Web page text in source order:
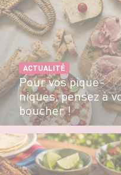
ACTUALITÉ
Pour vos pique-
niques, pensez à
boucher !
EN SAVOIR PLUS